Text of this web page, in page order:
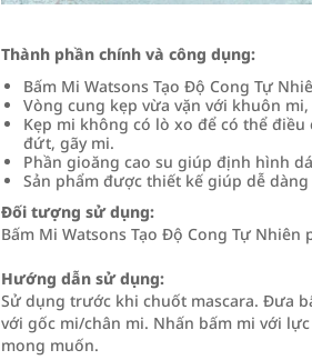
Thành phần chính và công dụng:
Bấm Mi Watsons Tạo Độ Cong Tự
Vòng cung kẹp vừa vặn với khuôn
Kẹp mi không có lò xo để có thể
đứt, gãy mi.
Phần gioăng cao su giúp định hình
Sản phẩm được thiết kế giúp dễ
Đối tượng sử dụng:
Bấm Mi Watsons Tạo Độ Cong Tự
Hướng dẫn sử dụng:
Sử dụng trước khi chuốt mascara. Đưa
với gốc mi/chân mi. Nhấn bấm mi với
mong muốn.